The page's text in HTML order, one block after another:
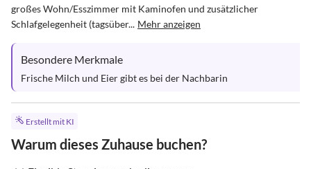
großes Wohn/Esszimmer mit Kaminofen und zusätzlicher
Schlafgelegenheit (tagsüber... Mehr anzeigen
Besondere Merkmale
Frische Milch und Eier gibt es bei der Nachbarin
Erstellt mit KI
Warum dieses Zuhause buchen?